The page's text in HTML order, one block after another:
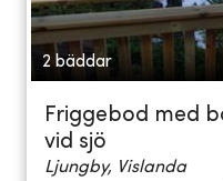
2 bäddar
Friggebod med
vid sjö
Ljungby, Vislanda